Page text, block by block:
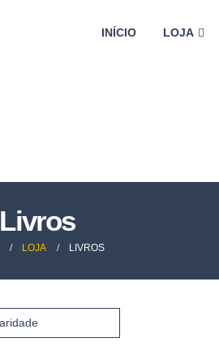
INÍCIO LOJA
Livros
LOJA LIVROS